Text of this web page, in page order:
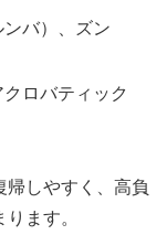
ンバ）、ズン
ロバティック
帰しやすく、高負
ます。